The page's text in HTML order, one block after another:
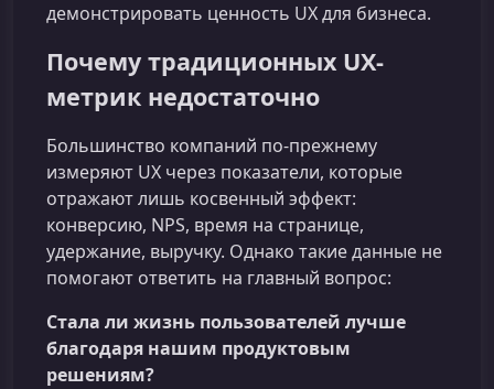
демонстрировать ценность UX для бизнеса.
Почему традиционных UX-
метрик недостаточно
Большинство компаний по-прежнему
измеряют UX через показатели, которые
отражают лишь косвенный эффект:
конверсию, NPS, время на странице,
удержание, выручку. Однако такие данные не
помогают ответить на главный вопрос:
Стала ли жизнь пользователей лучше
благодаря нашим продуктовым
решениям?